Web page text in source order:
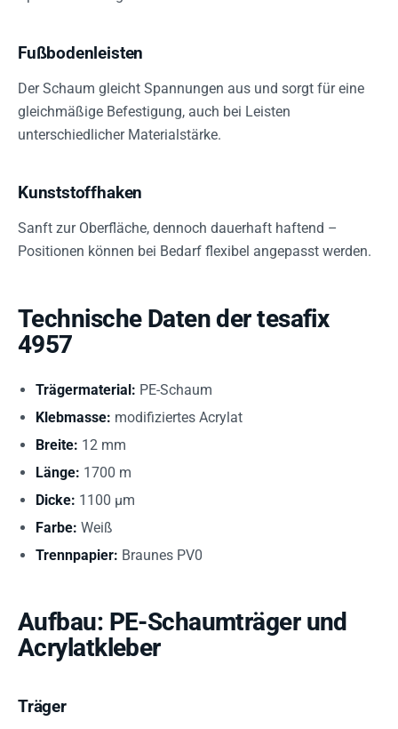
Fußbodenleisten
Der Schaum gleicht Spannungen aus und sorgt für eine
gleichmäßige Befestigung, auch bei Leisten
unterschiedlicher Materialstärke.
Kunststoffhaken
Sanft zur Oberfläche, dennoch dauerhaft haftend –
Positionen können bei Bedarf flexibel angepasst werden.
Technische Daten der tesafix
4957
Trägermaterial: PE-Schaum
Klebmasse: modifiziertes Acrylat
Breite: 12 mm
Länge: 1700 m
Dicke: 1100 µm
Farbe: Weiß
Trennpapier: Braunes PV0
Aufbau: PE-Schaumträger und
Acrylatkleber
Träger